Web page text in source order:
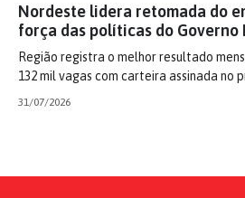
Nordeste lidera retomada do
força das políticas do Governo
Região registra o melhor resultado
132 mil vagas com carteira assinada no
31/07/2026